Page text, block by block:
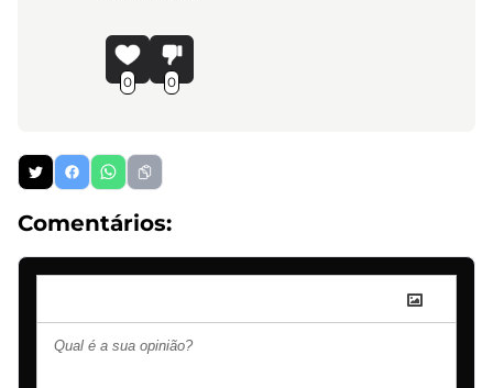
0 0
Comentários: